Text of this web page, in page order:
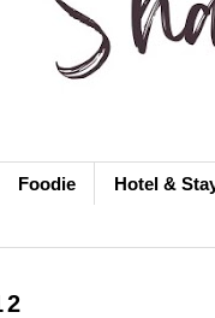
Foodie Hotel &